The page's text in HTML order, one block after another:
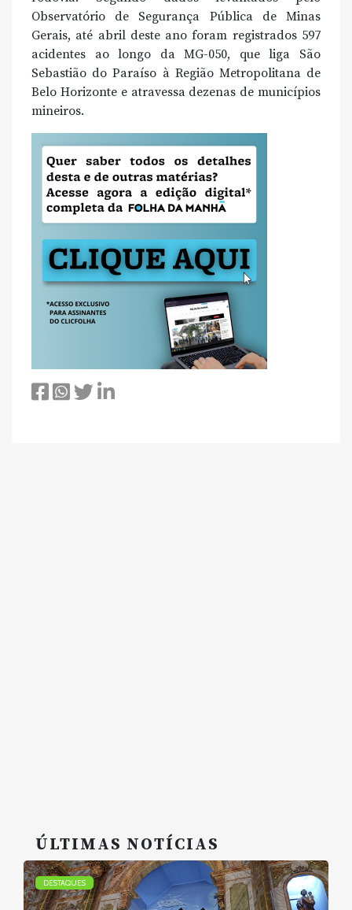
Observatório de Segurança Pública de Minas
Gerais, até abril deste ano foram registrados 597
acidentes ao longo da MG-050, que liga São
Sebastião do Paraíso à Região Metropolitana de
Belo Horizonte e atravessa dezenas de municípios
mineiros.
ÚLTIMAS NOTÍCIAS
DESTAQUES